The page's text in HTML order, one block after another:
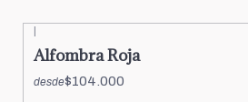
Alfombra Roja
desde$104.000